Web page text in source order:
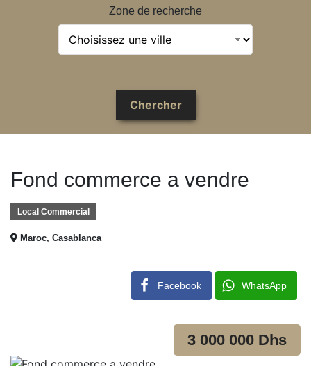
Zone de recherche
Fond commerce a vendre
Local Commercial
Maroc, Casablanca
Facebook WhatsApp
3 000 000 Dhs